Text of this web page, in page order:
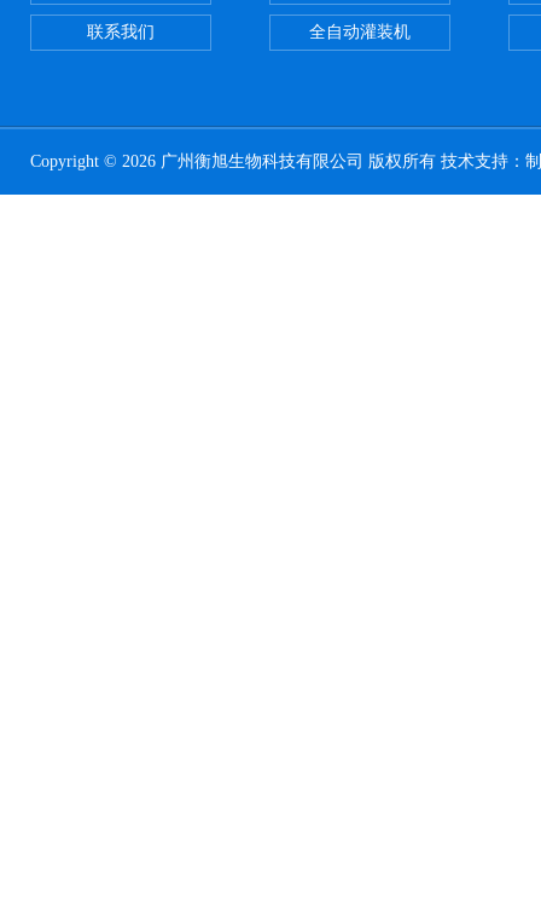
联系我们 全自动灌装机
Copyright © 2026 广州衡旭生物科技有限公司 版权所有 技术支持：